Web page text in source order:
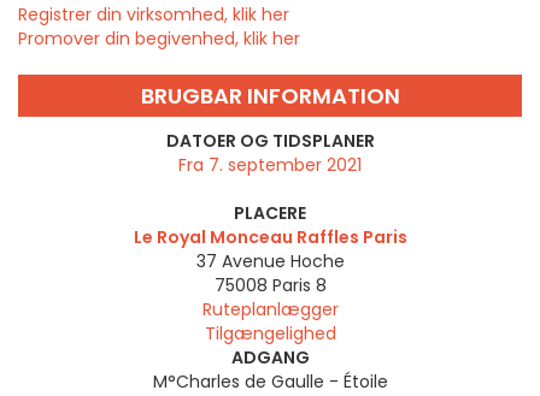
Registrer din virksomhed, klik her
Promover din begivenhed, klik her
BRUGBAR INFORMATION
DATOER OG TIDSPLANER
Fra 7. september 2021
PLACERE
Le Royal Monceau Raffles Paris
37 Avenue Hoche
75008 Paris 8
Ruteplanlægger
Tilgængelighed
ADGANG
M°Charles de Gaulle - Étoile